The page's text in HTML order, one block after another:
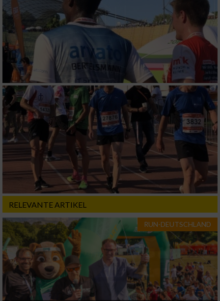
RELEVANTE ARTIKEL
RUN-DEUTSCHLAND